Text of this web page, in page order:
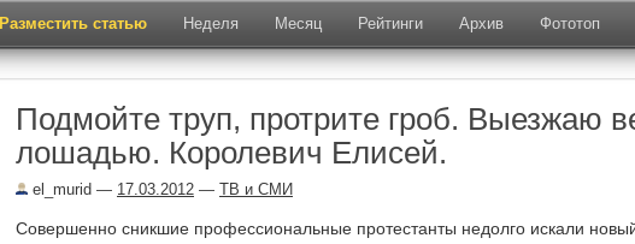
Разместить статью Неделя Месяц Рейтинги Архив Фототоп
Подмойте труп, протрите гроб. Выезжаю
лошадью. Королевич Елисей.
el_murid — 17.03.2012 — ТВ и СМИ
Совершенно сникшие профессиональные протестанты недолго искали